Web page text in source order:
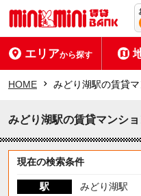
エリアから探す
HOME みどり湖駅の賃貸
みどり湖駅の賃貸マンシ
現在の検索条件
駅 みどり湖駅